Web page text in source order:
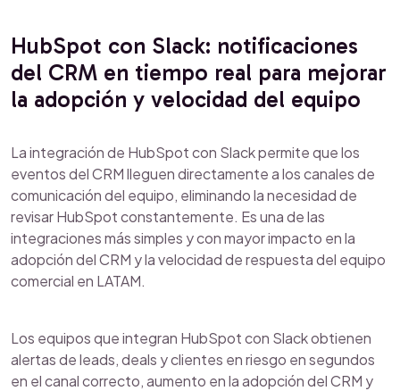
HubSpot con Slack: notificaciones
del CRM en tiempo real para mejorar
la adopción y velocidad del equipo
La integración de HubSpot con Slack permite que los
eventos del CRM lleguen directamente a los canales de
comunicación del equipo, eliminando la necesidad de
revisar HubSpot constantemente. Es una de las
integraciones más simples y con mayor impacto en la
adopción del CRM y la velocidad de respuesta del equipo
comercial en LATAM.
Los equipos que integran HubSpot con Slack obtienen
alertas de leads, deals y clientes en riesgo en segundos
en el canal correcto, aumento en la adopción del CRM y